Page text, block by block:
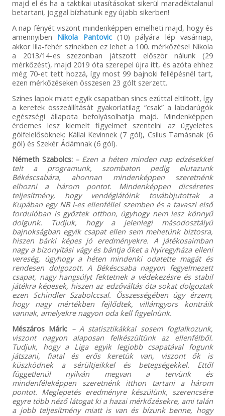
majd el és ha a taktikai utasításokat sikerül maradéktalanul
betartani, joggal bízhatunk egy újabb sikerben!
A nap fényét viszont mindenképpen emelheti majd, hogy és
amennyiben Nikola Pantovic(10) pályára lép vasárnap,
akkor lila-fehér színekben ez lehet a 100. mérkőzése! Nikola
a 2013/14-es szezonban játszott először nálunk (29
mérkőzést), majd 2019 óta szerepel újra itt, és azóta ehhez
még 70-et tett hozzá, így most 99 bajnoki fellépésnél tart,
ezen mérkőzéseken összesen 23 gólt szerzett.
Színes lapok miatt egyik csapatban sincs ezúttal eltiltott, így
a keretek összeállítását gyakorlatilag “csak” a labdarúgók
egészségi állapota befolyásolhatja majd. Mindenképpen
érdemes lesz kiemelt figyelmet szentelni az ügyeletes
gólfelelősöknek: Kállai Kevinnek (7 gól), Csilus Tamásnak (6
gól) és Szekér Ádámnak (6 gól).
Németh Szabolcs: – Ezen a héten minden nap edzésekkel
telt a programunk, szombaton pedig elutazunk
Békéscsabára, ahonnan mindenképpen szeretnénk
elhozni a három pontot. Mindenképpen dicséretes
teljesítmény, hogy vendéglátóink továbbjutottak a
Kupában egy NB I-es ellenféllel szemben és a tavaszi első
fordulóban is győztek otthon, úgyhogy nem lesz könnyű
dolgunk. Tudjuk, hogy a jelenlegi másodosztályú
bajnokságban egyik csapat ellen sem mehetünk biztosra,
hiszen bárki képes jó eredményekre. A játékosaimban
nagy a bizonyítási vágy és bántja őket a Nyíregyháza elleni
vereség, úgyhogy a héten mindenki odatette magát és
rendesen dolgozott. A Békéscsaba nagyon fegyelmezett
csapat, nagy hangsúlyt fektetnek a védekezésre és stabil
játékra képesek, hiszen az edzőváltás óta sokat dolgoztak
ezen Schindler Szabolccsal. Összességében úgy érzem,
hogy nagy mértékben fejlődtek, villámgyors kontráik
vannak, amelyekre nagyon oda kell figyelnünk.
Mészáros Márk: – A statisztikákkal sosem foglalkozunk,
viszont nagyon alaposan felkészültünk az ellenfélből.
Tudjuk, hogy a Liga egyik legjobb csapatával fogunk
játszani, fiatal és erős keretük van, viszont ők is
küszködnek a sérültjeikkel és betegségekkel. Ettől
függetlenül nyilván megvan a tervünk és
mindenféleképpen szeretnénk itthon tartani a három
pontot. Meglepetés eredményre készülünk, szerencsére
egyre több néző látogat ki a hazai mérkőzésekre, ami talán
a jobb teljesítmény miatt is van és bízunk benne, hogy